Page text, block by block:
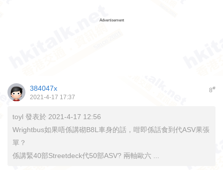
Advertisement
8#
384047x
2021-4-17 17:37
toyl 發表於 2021-4-17 12:56
Wrightbus如果唔係講砌B8L車身的話，咁即係話食到代ASV果張
單？
係講緊40部Streetdeck代50部ASV? 兩軸歐六 ...